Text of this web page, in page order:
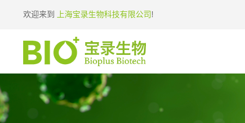
欢迎来到 上海宝录生物科技有限公司 !